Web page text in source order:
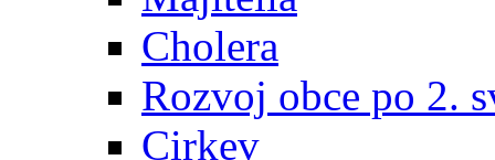
Cholera
Rozvoj obce po 2.
Cirkev